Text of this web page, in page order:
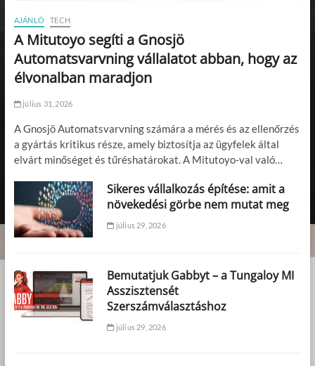
AJÁNLÓ TECH
A Mitutoyo segíti a Gnosjö
Automatsvarvning vállalatot abban, hogy az
élvonalban maradjon
július 31, 2026
A Gnosjö Automatsvarvning számára a mérés és az ellenőrzés
a gyártás kritikus része, amely biztosítja az ügyfelek által
elvárt minőséget és tűréshatárokat. A Mitutoyo-val való…
Sikeres vállalkozás építése: amit a
növekedési görbe nem mutat meg
július 29, 2026
Bemutatjuk Gabbyt – a Tungaloy MI
Asszisztensét
Szerszámválasztáshoz
július 29, 2026